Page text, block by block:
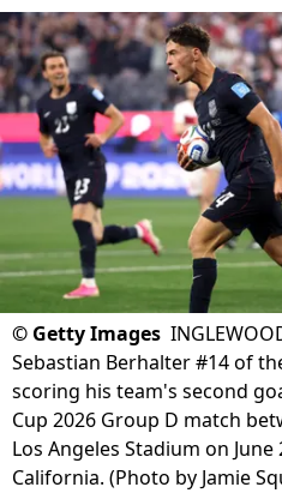
© Getty Images
Sebastian Berhalter #14 of
scoring his team's second
Cup 2026 Group D match
Los Angeles Stadium on
California. (Photo by Jamie